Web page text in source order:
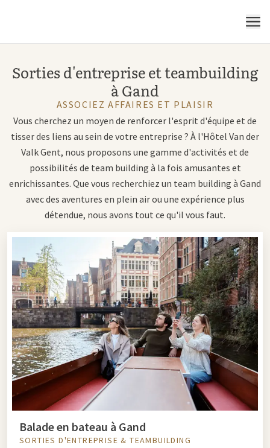
MENU
Sorties d'entreprise et teambuilding
à Gand
ASSOCIEZ AFFAIRES ET PLAISIR
Vous cherchez un moyen de renforcer l'esprit d'équipe et de
tisser des liens au sein de votre entreprise ? À l'Hôtel Van der
Valk Gent, nous proposons une gamme d'activités et de
possibilités de team building à la fois amusantes et
enrichissantes. Que vous recherchiez un team building à Gand
avec des aventures en plein air ou une expérience plus
détendue, nous avons tout ce qu'il vous faut.
Balade en bateau à Gand
SORTIES D'ENTREPRISE & TEAMBUILDING